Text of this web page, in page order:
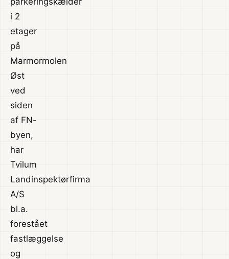
i 2
etager
på
Marmormolen
Øst
ved
siden
af FN-
byen,
har
Tvilum
Landinspektørfirma
A/S
bl.a.
forestået
fastlæggelse
og